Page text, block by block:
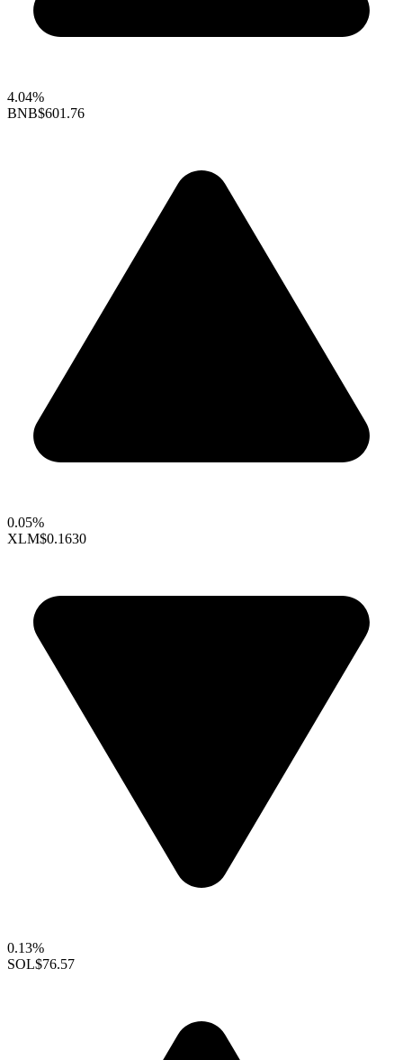
4.04%
BNB$601.76
0.05%
XLM$0.1630
0.13%
SOL$76.57